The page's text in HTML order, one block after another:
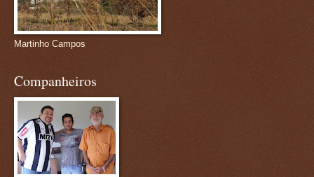
Martinho Campos
Companheiros